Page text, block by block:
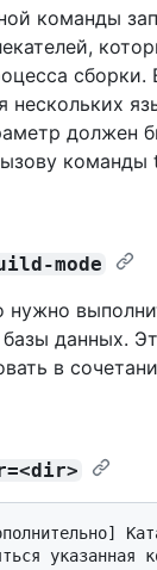
команды
сборки.
нескольких
должен
команды
mode
нужно
данных.
в
указанная